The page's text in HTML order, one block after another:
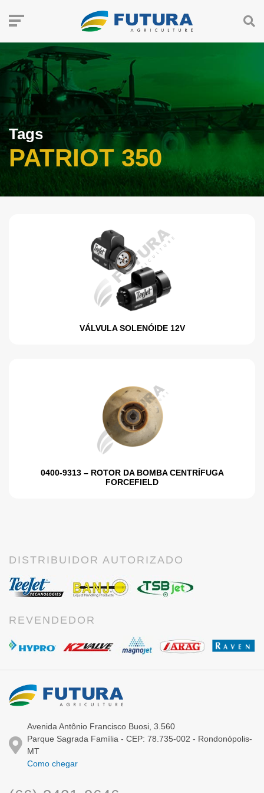
Tags
PATRIOT 350
VÁLVULA SOLENÓIDE 12V
0400-9313 – ROTOR DA BOMBA CENTRÍFUGA
FORCEFIELD
DISTRIBUIDOR AUTORIZADO
REVENDEDOR
Avenida Antônio Francisco Buosi, 3.560
Parque Sagrada Família - CEP: 78.735-002 - Rondonópolis-
MT
Como chegar